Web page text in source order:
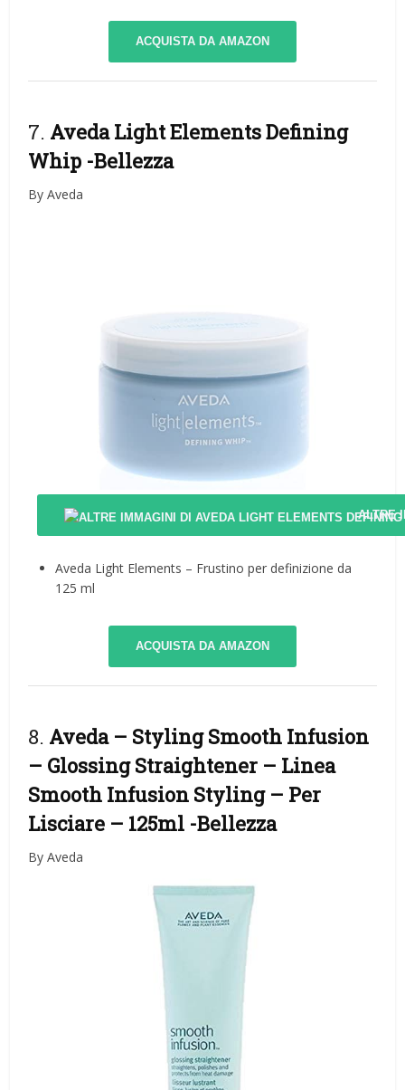
ACQUISTA DA AMAZON
7. Aveda Light Elements Defining
Whip -Bellezza
By Aveda
ALTRE
Aveda Light Elements – Frustino per definizione da
125 ml
ACQUISTA DA AMAZON
8. Aveda – Styling Smooth Infusion
– Glossing Straightener – Linea
Smooth Infusion Styling – Per
Lisciare – 125ml -Bellezza
By Aveda